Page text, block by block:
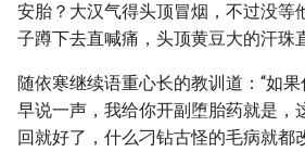
安胎？大汉气得头顶冒烟，不过没等
子蹲下去直喊痛，头顶黄豆大的汗珠
随依寒继续语重心长的教训道：“如
早说一声，我给你开副堕胎药就是，
回就好了，什么刁钻古怪的毛病就都